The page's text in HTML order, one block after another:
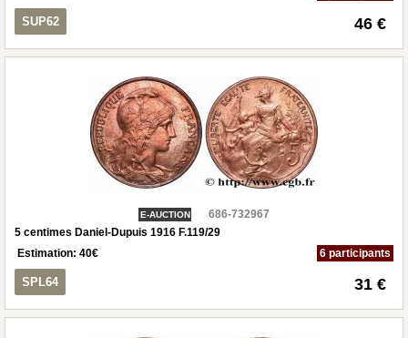
SUP62 46 €
E-AUCTION
686-732967
5 centimes Daniel-Dupuis 1916 F.119/29
Estimation: 40€ 6 participants
SPL64 31 €